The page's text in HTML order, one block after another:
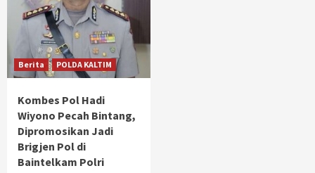
Berita POLDA KALTIM
Kombes Pol Hadi
Wiyono Pecah Bintang,
Dipromosikan Jadi
Brigjen Pol di
Baintelkam Polri